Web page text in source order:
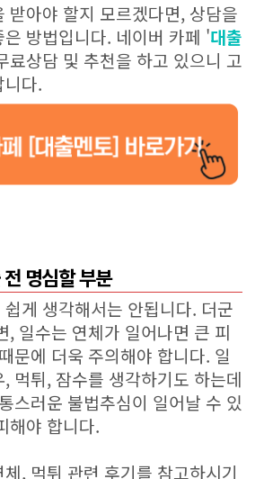
받아야 할지 모르겠다면, 상담을
방법입니다. 네이버 카페 '대출
료상담 및 추천을 하고 있으니 고
다.
명심할 부분
게 생각해서는 안됩니다. 더군
, 일수는 연체가 일어나면 큰 피
문에 더욱 주의해야 합니다. 일
먹튀, 잠수를 생각하기도 하는데
스러운 불법추심이 일어날 수 있
해야 합니다.
, 먹튀 관련 후기를 참고하시기